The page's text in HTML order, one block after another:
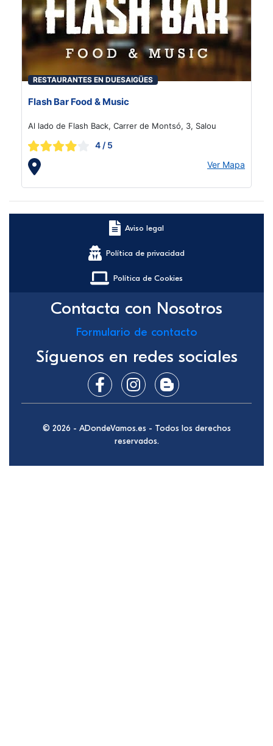
RESTAURANTES EN DUESAIGÜES
Flash Bar Food & Music
Al lado de Flash Back, Carrer de Montsó, 3, Salou
4 / 5
Ver Mapa
Aviso legal
Política de privacidad
Política de Cookies
Contacta con Nosotros
Formulario de contacto
Síguenos en redes sociales
© 2026 - ADondeVamos.es - Todos los derechos
reservados.